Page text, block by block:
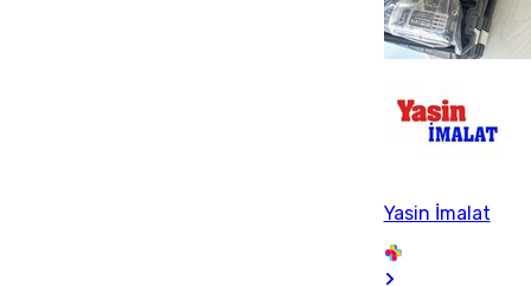
Yasin İmalat